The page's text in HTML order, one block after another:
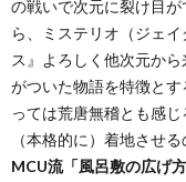
の戦いで次元に裂け目
ら、ミステリオ（ジェ
ス』よろしく他次元か
がついた物語を特徴と
っては荒唐無稽とも感
（本格的に）着地させ
MCU流「風呂敷の広げ方